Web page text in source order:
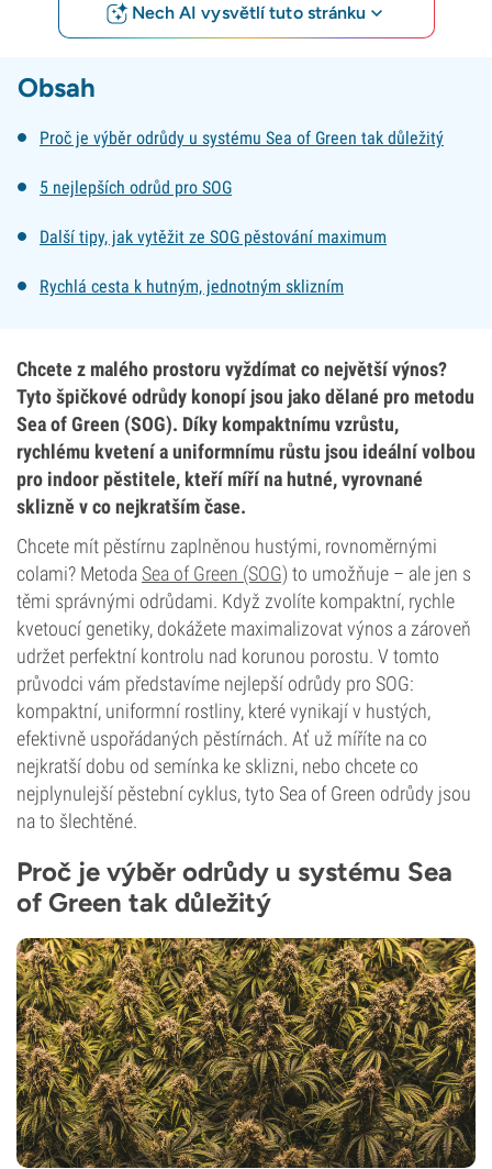
Nech AI vysvětlí tuto stránku
Obsah
Proč je výběr odrůdy u systému Sea of Green tak důležitý
5 nejlepších odrůd pro SOG
Další tipy, jak vytěžit ze SOG pěstování maximum
Rychlá cesta k hutným, jednotným sklizním
Chcete z malého prostoru vyždímat co největší výnos?
Tyto špičkové odrůdy konopí jsou jako dělané pro metodu
Sea of Green (SOG). Díky kompaktnímu vzrůstu,
rychlému kvetení a uniformnímu růstu jsou ideální volbou
pro indoor pěstitele, kteří míří na hutné, vyrovnané
sklizně v co nejkratším čase.
Chcete mít pěstírnu zaplněnou hustými, rovnoměrnými
colami? Metoda Sea of Green (SOG) to umožňuje – ale jen s
těmi správnými odrůdami. Když zvolíte kompaktní, rychle
kvetoucí genetiky, dokážete maximalizovat výnos a zároveň
udržet perfektní kontrolu nad korunou porostu. V tomto
průvodci vám představíme nejlepší odrůdy pro SOG:
kompaktní, uniformní rostliny, které vynikají v hustých,
efektivně uspořádaných pěstírnách. Ať už míříte na co
nejkratší dobu od semínka ke sklizni, nebo chcete co
nejplynulejší pěstební cyklus, tyto Sea of Green odrůdy jsou
na to šlechtěné.
Proč je výběr odrůdy u systému Sea
of Green tak důležitý